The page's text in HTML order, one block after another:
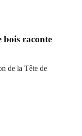
bois raconte
de la Tête de